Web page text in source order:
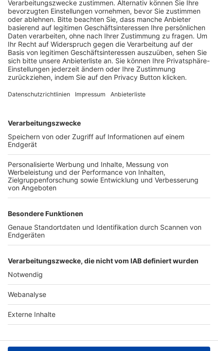
Schulungsangebot Vereinsmitarbeiter
BFV-Geschäftsstellen
Trainerbörse
Login SpielPlus
FOLGE DEM BFV
TOP-VEREINE
TOP-PARTNER
Nutzungsbedingungen Datenschutz Impressum